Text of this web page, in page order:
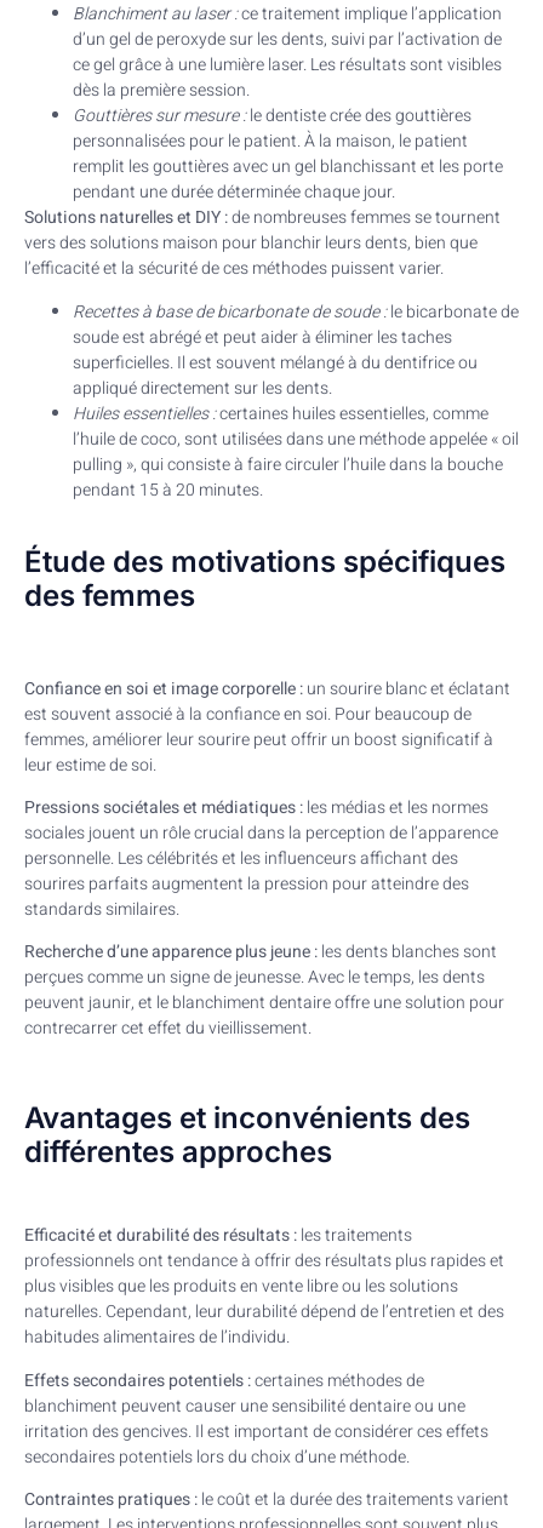
Blanchiment au laser :ce traitement implique l’application
d’un gel de peroxyde sur les dents, suivi par l’activation de
ce gel grâce à une lumière laser. Les résultats sont visibles
dès la première session.
Gouttières sur mesure :le dentiste crée des gouttières
personnalisées pour le patient. À la maison, le patient
remplit les gouttières avec un gel blanchissant et les porte
pendant une durée déterminée chaque jour.
Solutions naturelles et DIY :de nombreuses femmes se tournent
vers des solutions maison pour blanchir leurs dents, bien que
l’efficacité et la sécurité de ces méthodes puissent varier.
Recettes à base de bicarbonate de soude :le bicarbonate de
soude est abrégé et peut aider à éliminer les taches
superficielles. Il est souvent mélangé à du dentifrice ou
appliqué directement sur les dents.
Huiles essentielles :certaines huiles essentielles, comme
l’huile de coco, sont utilisées dans une méthode appelée « oil
pulling », qui consiste à faire circuler l’huile dans la bouche
pendant 15 à 20 minutes.
Étude des motivations spécifiques
des femmes
Confiance en soi et image corporelle :un sourire blanc et éclatant
est souvent associé à la confiance en soi. Pour beaucoup de
femmes, améliorer leur sourire peut offrir un boost significatif à
leur estime de soi.
Pressions sociétales et médiatiques :les médias et les normes
sociales jouent un rôle crucial dans la perception de l’apparence
personnelle. Les célébrités et les influenceurs affichant des
sourires parfaits augmentent la pression pour atteindre des
standards similaires.
Recherche d’une apparence plus jeune :les dents blanches sont
perçues comme un signe de jeunesse. Avec le temps, les dents
peuvent jaunir, et le blanchiment dentaire offre une solution pour
contrecarrer cet effet du vieillissement.
Avantages et inconvénients des
différentes approches
Efficacité et durabilité des résultats :les traitements
professionnels ont tendance à offrir des résultats plus rapides et
plus visibles que les produits en vente libre ou les solutions
naturelles. Cependant, leur durabilité dépend de l’entretien et des
habitudes alimentaires de l’individu.
Effets secondaires potentiels :certaines méthodes de
blanchiment peuvent causer une sensibilité dentaire ou une
irritation des gencives. Il est important de considérer ces effets
secondaires potentiels lors du choix d’une méthode.
Contraintes pratiques :le coût et la durée des traitements varient